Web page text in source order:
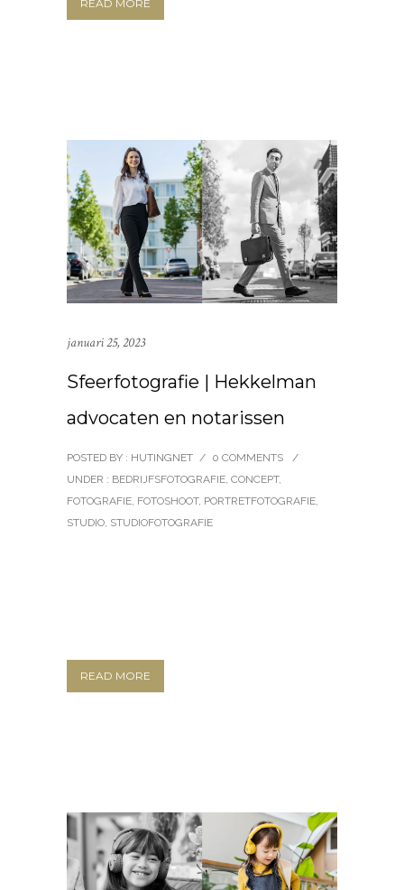
READ MORE
januari 25, 2023
Sfeerfotografie | Hekkelman
advocaten en notarissen
POSTED BY : HUTINGNET / 0 COMMENTS
/
UNDER : BEDRIJFSFOTOGRAFIE, CONCEPT,
FOTOGRAFIE, FOTOSHOOT, PORTRETFOTOGRAFIE,
STUDIO, STUDIOFOTOGRAFIE
READ MORE